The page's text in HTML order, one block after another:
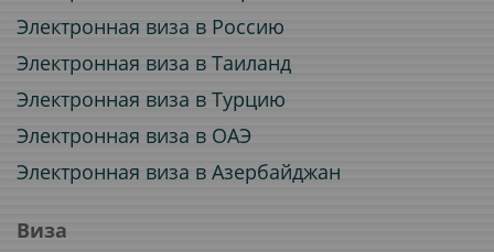
Электронная виза в Россию
Электронная виза в Таиланд
Электронная виза в Турцию
Электронная виза в ОАЭ
Электронная виза в Азербайджан
Виза